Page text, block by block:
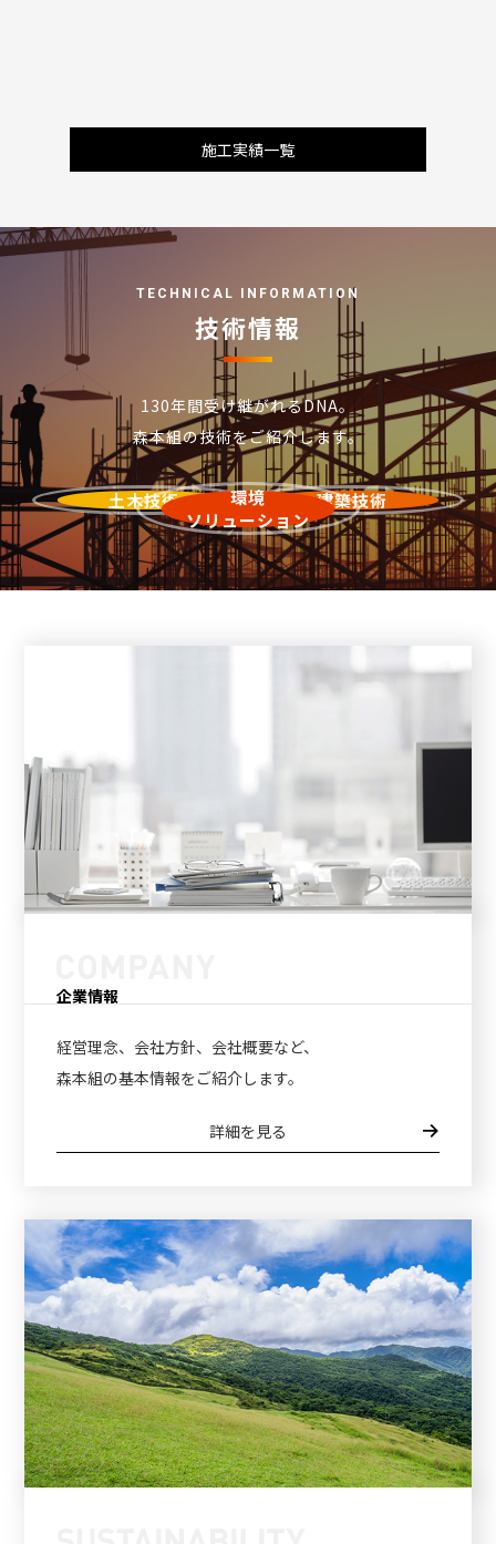
施工実績一覧
TECHNICAL INFORMATION
技術情報
130年間受け継がれるDNA。
森本組の技術をご紹介します。
土木技術 建築技術
環境
ソリューション
企業情報
経営理念、会社方針、会社概要など、
森本組の基本情報をご紹介します。
詳細を見る